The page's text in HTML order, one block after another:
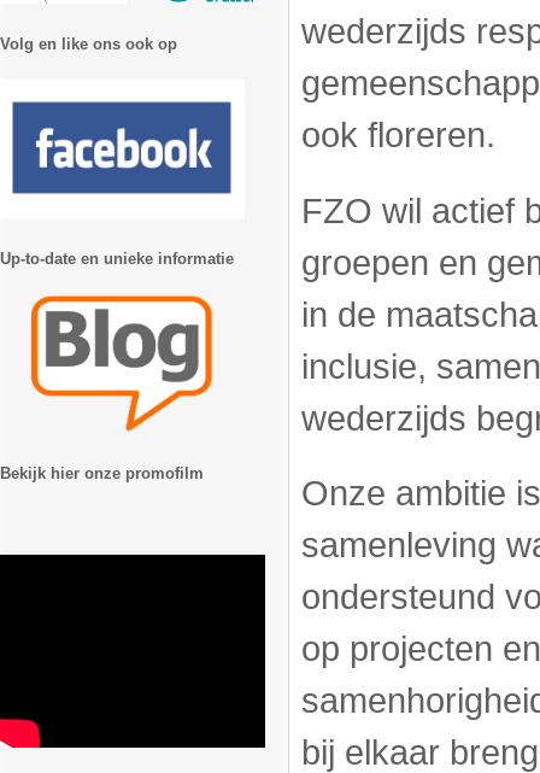
wederzijds
ook floreren.
FZO wil actief
groepen en
in de
inclusie,
wederzijds
Onze ambitie
samenleving
ondersteund
op projecten
bij elkaar
Volg en like ons ook op
Up-to-date en unieke informatie
Bekijk hier onze promofilm